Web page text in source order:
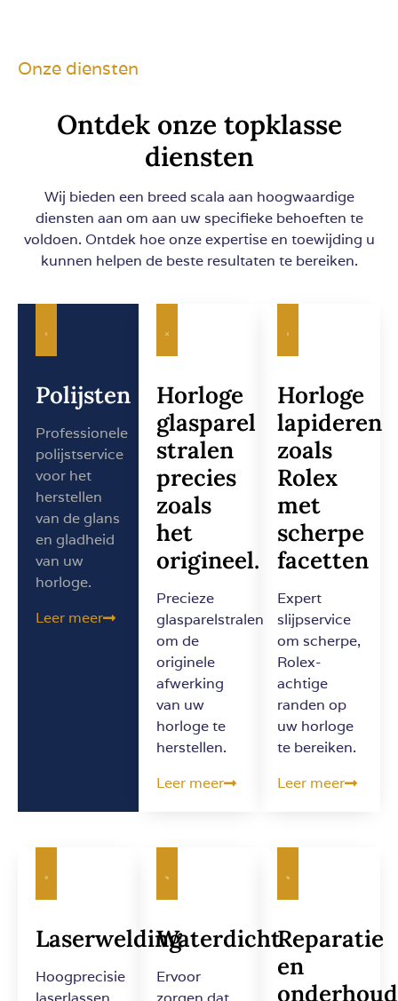
Onze diensten
Ontdek onze topklasse
diensten
Wij bieden een breed scala aan hoogwaardige
diensten aan om aan uw specifieke behoeften te
voldoen. Ontdek hoe onze expertise en toewijding u
kunnen helpen de beste resultaten te bereiken.
Polijsten
Professionele
polijstservice
voor het
herstellen
van de glans
en gladheid
van uw
horloge.
Leer meer
Horloge
glasparel
stralen
precies
zoals
het
origineel.
Precieze
glasparelstralen
om de
originele
afwerking
van uw
horloge te
herstellen.
Leer meer
Horloge
lapideren
zoals
Rolex
met
scherpe
facetten
Expert
slijpservice
om scherpe,
Rolex-
achtige
randen op
uw horloge
te bereiken.
Leer meer
Laserwelding
Hoogprecisie
Waterdicht
Ervoor
Reparatie
en